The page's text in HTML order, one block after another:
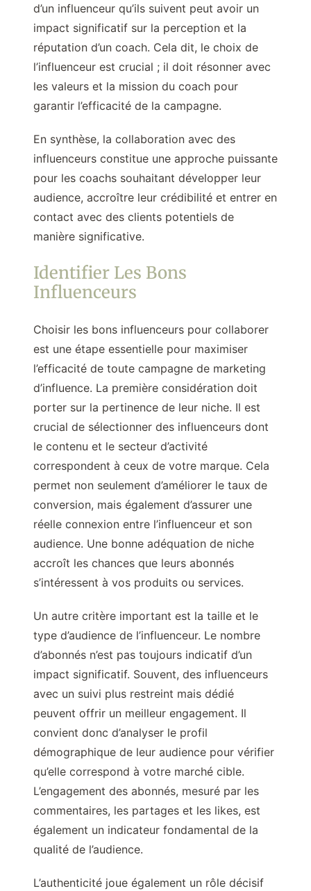
d’un influenceur qu’ils suivent peut avoir un
impact significatif sur la perception et la
réputation d’un coach. Cela dit, le choix de
l’influenceur est crucial ; il doit résonner avec
les valeurs et la mission du coach pour
garantir l’efficacité de la campagne.
En synthèse, la collaboration avec des
influenceurs constitue une approche puissante
pour les coachs souhaitant développer leur
audience, accroître leur crédibilité et entrer en
contact avec des clients potentiels de
manière significative.
Identifier Les Bons
Influenceurs
Choisir les bons influenceurs pour collaborer
est une étape essentielle pour maximiser
l’efficacité de toute campagne de marketing
d’influence. La première considération doit
porter sur la pertinence de leur niche. Il est
crucial de sélectionner des influenceurs dont
le contenu et le secteur d’activité
correspondent à ceux de votre marque. Cela
permet non seulement d’améliorer le taux de
conversion, mais également d’assurer une
réelle connexion entre l’influenceur et son
audience. Une bonne adéquation de niche
accroît les chances que leurs abonnés
s’intéressent à vos produits ou services.
Un autre critère important est la taille et le
type d’audience de l’influenceur. Le nombre
d’abonnés n’est pas toujours indicatif d’un
impact significatif. Souvent, des influenceurs
avec un suivi plus restreint mais dédié
peuvent offrir un meilleur engagement. Il
convient donc d’analyser le profil
démographique de leur audience pour vérifier
qu’elle correspond à votre marché cible.
L’engagement des abonnés, mesuré par les
commentaires, les partages et les likes, est
également un indicateur fondamental de la
qualité de l’audience.
L’authenticité joue également un rôle décisif